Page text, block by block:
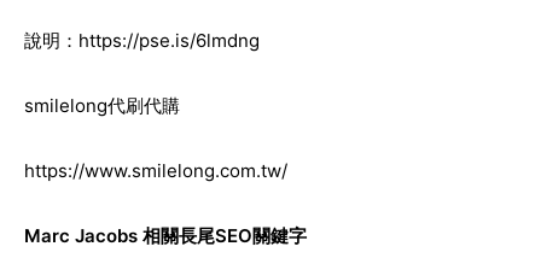
說明： https://pse.is/6lmdng
smilelong代刷代購
https://www.smilelong.com.tw/
Marc Jacobs 相關長尾SEO關鍵字